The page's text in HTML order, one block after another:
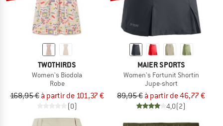
TWOTHIRDS
Women's Biodola
Robe
168,95 € à partir de 101,37 €
(0)
MAIER SPORTS
Women's Fortunit Shortin
Jupe-short
89,95 € à partir de 46,77 €
4,0(2)